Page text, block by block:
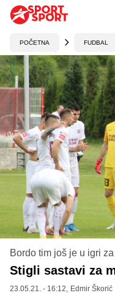
POČETNA FUDBAL
Bordo tim još je u igri
Stigli sastavi za
23.05.21. - 16:12, Edmir Škorić